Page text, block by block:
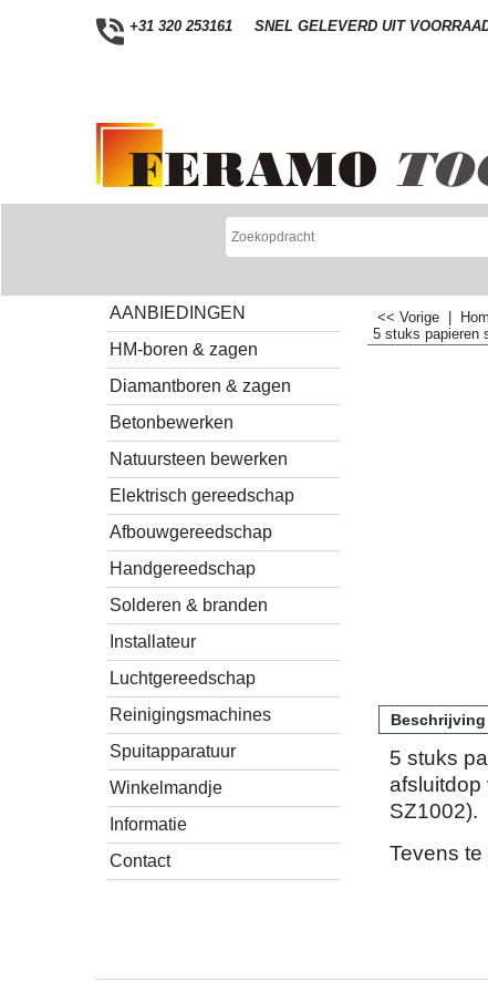
+31 320 253161 SNEL GELEVERD UIT
AANBIEDINGEN
HM-boren & zagen
Diamantboren & zagen
Betonbewerken
Natuursteen bewerken
Elektrisch gereedschap
Afbouwgereedschap
Handgereedschap
Solderen & branden
Installateur
Luchtgereedschap
Reinigingsmachines
Spuitapparatuur
Winkelmandje
Informatie
Contact
<< Vorige
5 stuks papieren
Beschrijving
5 stuks
afsluitdop
SZ1002).
Tevens